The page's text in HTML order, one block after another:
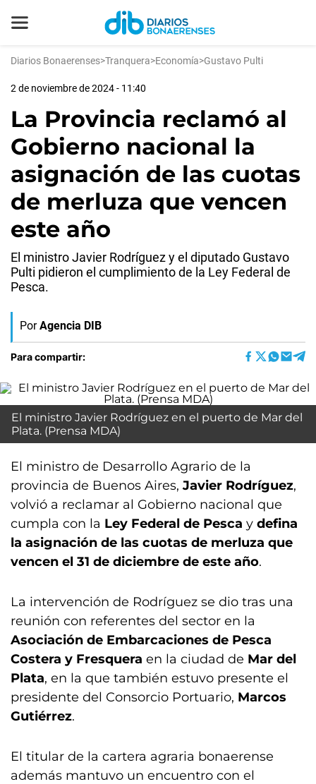
Diarios Bonaerenses>Tranquera>Economía>Gustavo Pulti
2 de noviembre de 2024 - 11:40
La Provincia reclamó al
Gobierno nacional la
asignación de las cuotas
de merluza que vencen
este año
El ministro Javier Rodríguez y el diputado Gustavo
Pulti pidieron el cumplimiento de la Ley Federal de
Pesca.
Por Agencia DIB
Para compartir:
El ministro Javier Rodríguez en el puerto de Mar del
Plata. (Prensa MDA)
El ministro de Desarrollo Agrario de la
provincia de Buenos Aires, Javier Rodríguez,
volvió a reclamar al Gobierno nacional que
cumpla con la Ley Federal de Pesca y defina
la asignación de las cuotas de merluza que
vencen el 31 de diciembre de este año.
La intervención de Rodríguez se dio tras una
reunión con referentes del sector en la
Asociación de Embarcaciones de Pesca
Costera y Fresquera en la ciudad de Mar del
Plata, en la que también estuvo presente el
presidente del Consorcio Portuario, Marcos
Gutiérrez.
El titular de la cartera agraria bonaerense
además mantuvo un encuentro con el